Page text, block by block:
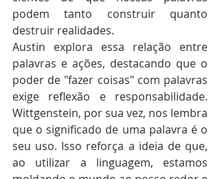
podem tanto construir quanto
destruir realidades.
Austin explora essa relação entre
palavras e ações, destacando que o
poder de "fazer coisas" com palavras
exige reflexão e responsabilidade.
Wittgenstein, por sua vez, nos lembra
que o significado de uma palavra é o
seu uso. Isso reforça a ideia de que,
ao utilizar a linguagem, estamos